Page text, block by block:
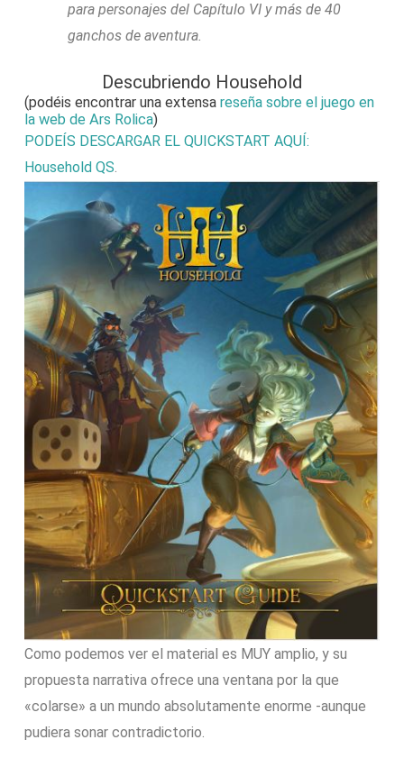
para personajes del Capítulo VI y más de 40
ganchos de aventura.
Descubriendo Household
(podéis encontrar una extensareseña sobre el juego en
la web de Ars Rolica)
PODEÍS DESCARGAR EL QUICKSTART AQUÍ:
Household QS.
Como podemos ver el material es MUY amplio, y su
propuesta narrativa ofrece una ventana por la que
«colarse» a un mundo absolutamente enorme -aunque
pudiera sonar contradictorio.